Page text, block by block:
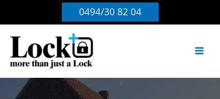
0494/30 82 04